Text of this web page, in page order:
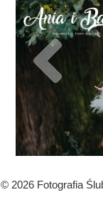
© 2026 Fotografia